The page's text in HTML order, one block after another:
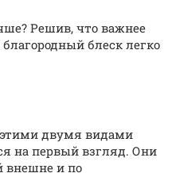
Решив, что важнее
блеск легко
этими двумя видами
на первый взгляд. Они
внешне и по